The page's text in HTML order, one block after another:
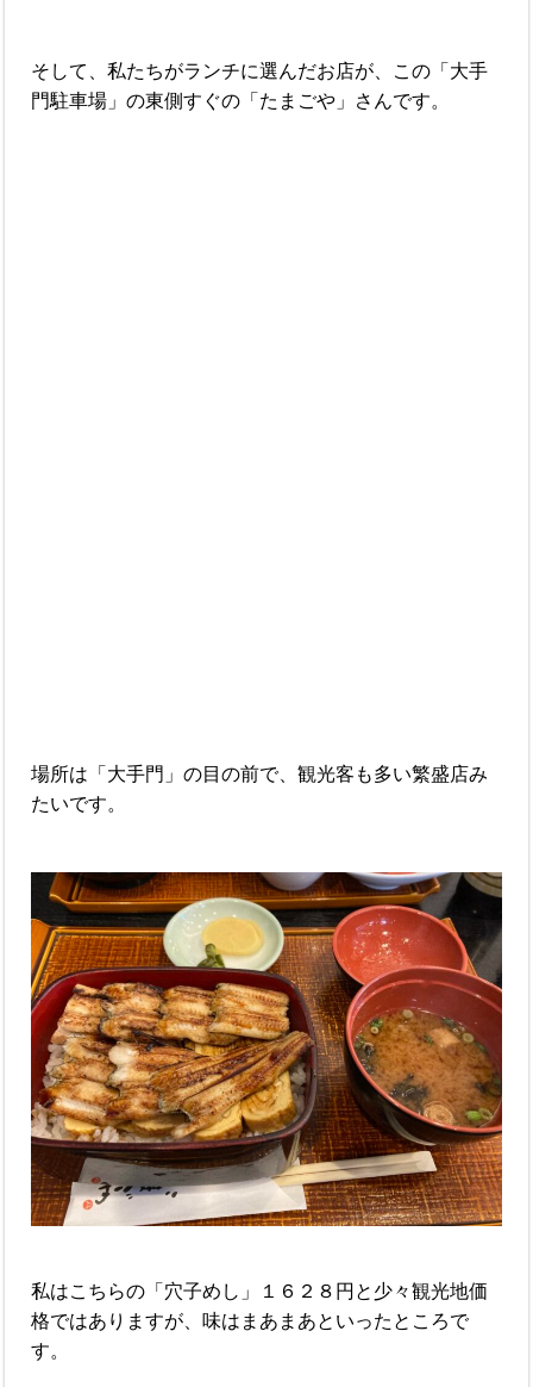
そして、私たちがランチに選んだお店が、この「大手
門駐車場」の東側すぐの「たまごや」さんです。
場所は「大手門」の目の前で、観光客も多い繁盛店み
たいです。
私はこちらの「穴子めし」１６２８円と少々観光地価
格ではありますが、味はまあまあといったところで
す。